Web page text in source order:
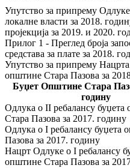
Упутство за припрему
локалне власти за 2018.
пројекција за 2019. и 2020.
Прилог 1 - Преглед броја
средстава за плате за 2018.
Упутство за припрему Нацрта
општине Стара Пазова за
Буџет Општине Стара
годину
Одлука о II ребалансу буџета
Стара Пазова за 2017. годину
Одлука о I ребалансу буџета
Пазова за 2017. годину
Нацрт Одлуке о I ребалансу
општине Стара Пазова за